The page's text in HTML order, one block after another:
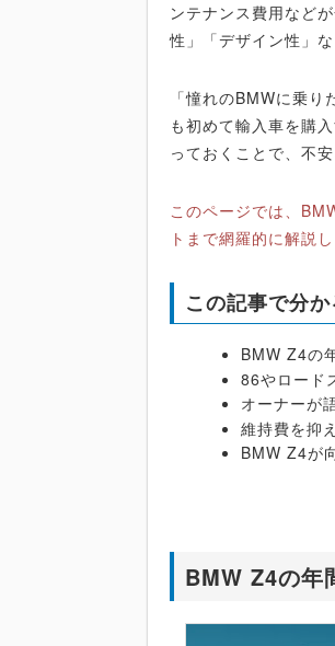
ンテナンス費用など
性」「デザイン性」
「憧れのBMWに乗
も初めて輸入車を購
っておくことで、不
このページでは、
トまで網羅的に解説し
この記事で分か
BMW Z4の
86やロード
オーナーが
維持費を抑
BMW Z4が
BMW Z4の年